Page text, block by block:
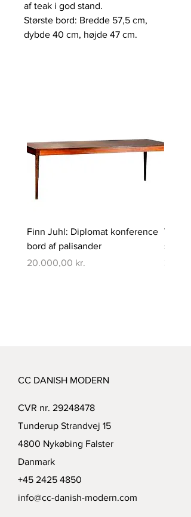
af teak i god stand.
Største bord: Bredde 57,5 cm,
dybde 40 cm, højde 47 cm.
Finn Juhl: Diplomat konference
bord af palisander
Pris
20.000,00 kr.
CC DANISH MODERN
CVR nr. 29248478
Tunderup Strandvej 15
4800 Nykøbing Falster
Danmark
+45 2425 4850
info@cc-danish-modern.com